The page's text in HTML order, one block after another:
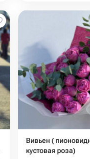
Вивьен (
кустовая роза)